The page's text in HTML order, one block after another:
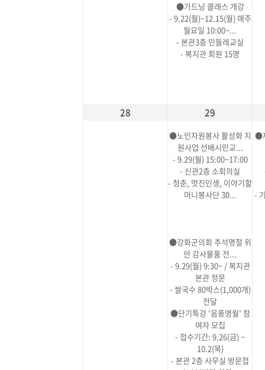
●가드닝 클래스 개강
- 9.22(월)~12.15(월) 매주
월요일 10:00~...
- 본관3층 민들레교실
- 복지관 회원 15명
28 29
●노인자원봉사 활성화 지
원사업 선배시민교...
- 9.29(월) 15:00~17:00
- 신관2층 소회의실
- 청춘, 멋진인생, 이야기할
머니봉사단 30...
●강화군의회 추석명절 위
안 감사물품 전...
- 9.29(월) 9:30~ / 복지관
본관 정문
- 쌀국수 80박스(1,000개)
전달
●단기특강 '음풍영월' 참
여자 모집
- 접수기간: 9.26(금) ~
10.2(목)
- 본관 2층 사무실 방문접
●
-